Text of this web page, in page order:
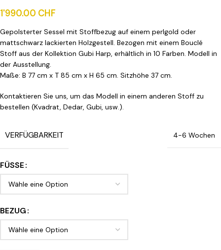
1'990.00 CHF
Gepolsterter Sessel mit Stoffbezug auf einem perlgold oder
mattschwarz lackierten Holzgestell. Bezogen mit einem Bouclé
Stoff aus der Kollektion Gubi Harp, erhältlich in 10 Farben. Modell in
der Ausstellung.
Maße: B 77 cm x T 85 cm x H 65 cm. Sitzhöhe 37 cm.
Kontaktieren Sie uns, um das Modell in einem anderen Stoff zu
bestellen (Kvadrat, Dedar, Gubi, usw.).
VERFÜGBARKEIT 4-6 Wochen
FÜSSE
BEZUG